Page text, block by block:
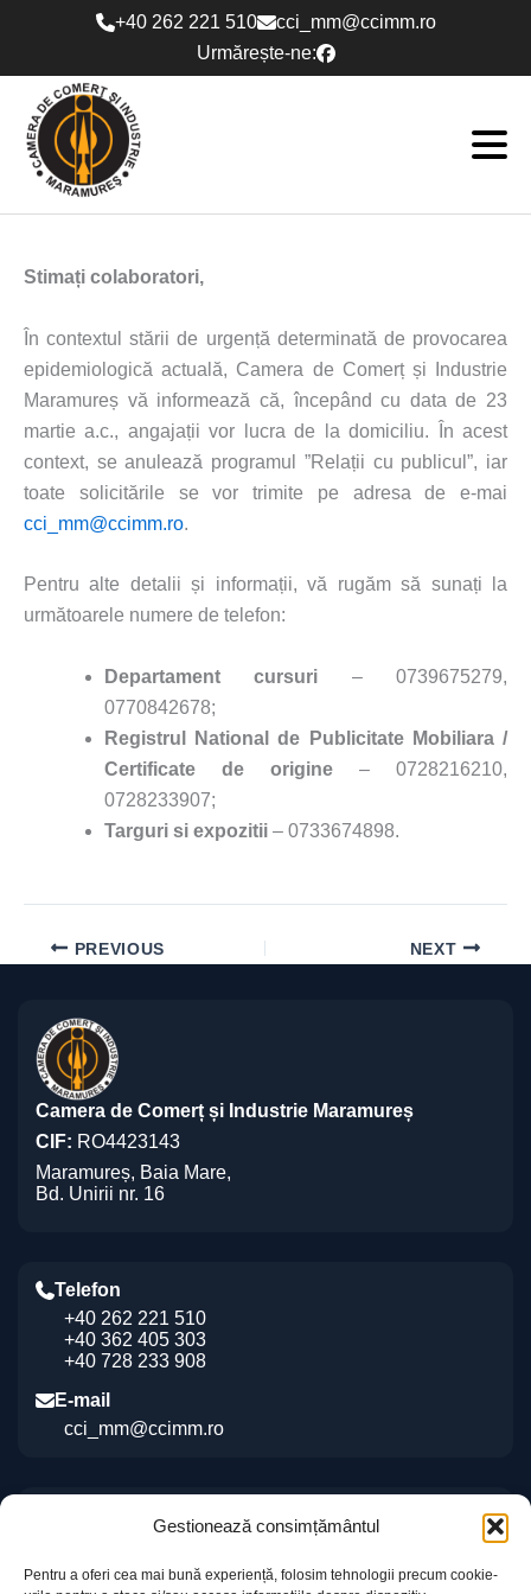
Gestionează consimțământul
Pentru a oferi cea mai bună experiență, folosim tehnologii precum cookie-
content
+40 262 221 510
cci_mm@ccimm.ro
Urmărește-ne:
Stimați colaboratori,
În contextul stării de urgență determinată de provocarea
epidemiologică actuală, Camera de Comerț și Industrie
Maramureș vă informează că, începând cu data de 23
martie a.c., angajații vor lucra de la domiciliu. În acest
context, se anulează programul ”Relații cu publicul”, iar
toate solicitările se vor trimite pe adresa de e-mai
cci_mm@ccimm.ro.
Pentru alte detalii și informații, vă rugăm să sunați la
următoarele numere de telefon:
Departament cursuri – 0739675279,
0770842678;
Registrul National de Publicitate Mobiliara /
Certificate de origine – 0728216210,
0728233907;
Targuri si expozitii – 0733674898.
PREVIOUS NEXT
Camera de Comerț și Industrie Maramureș
CIF: RO4423143
Maramureș, Baia Mare,
Bd. Unirii nr. 16
Telefon
+40 262 221 510
+40 362 405 303
+40 728 233 908
E-mail
cci_mm@ccimm.ro
Indicații de orientare
Centrul de Instruire și Marketing al CCI Maramureș